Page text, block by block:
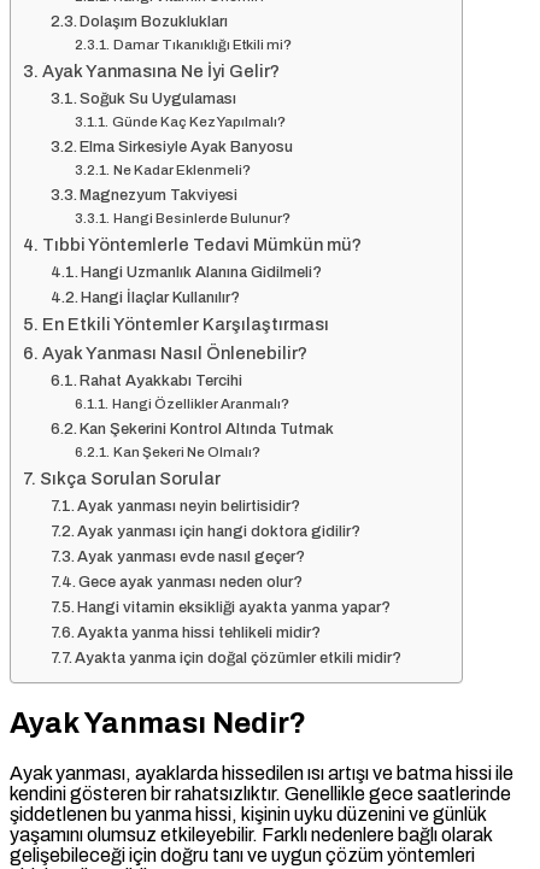
Dolaşım Bozuklukları
Damar Tıkanıklığı Etkili mi?
Ayak Yanmasına Ne İyi Gelir?
Soğuk Su Uygulaması
Günde Kaç Kez Yapılmalı?
Elma Sirkesiyle Ayak Banyosu
Ne Kadar Eklenmeli?
Magnezyum Takviyesi
Hangi Besinlerde Bulunur?
Tıbbi Yöntemlerle Tedavi Mümkün mü?
Hangi Uzmanlık Alanına Gidilmeli?
Hangi İlaçlar Kullanılır?
En Etkili Yöntemler Karşılaştırması
Ayak Yanması Nasıl Önlenebilir?
Rahat Ayakkabı Tercihi
Hangi Özellikler Aranmalı?
Kan Şekerini Kontrol Altında Tutmak
Kan Şekeri Ne Olmalı?
Sıkça Sorulan Sorular
Ayak yanması neyin belirtisidir?
Ayak yanması için hangi doktora gidilir?
Ayak yanması evde nasıl geçer?
Gece ayak yanması neden olur?
Hangi vitamin eksikliği ayakta yanma yapar?
Ayakta yanma hissi tehlikeli midir?
Ayakta yanma için doğal çözümler etkili midir?
Ayak Yanması Nedir?
Ayak yanması, ayaklarda hissedilen ısı artışı ve batma hissi ile
kendini gösteren bir rahatsızlıktır. Genellikle gece saatlerinde
şiddetlenen bu yanma hissi, kişinin uyku düzenini ve günlük
yaşamını olumsuz etkileyebilir. Farklı nedenlere bağlı olarak
gelişebileceği için doğru tanı ve uygun çözüm yöntemleri